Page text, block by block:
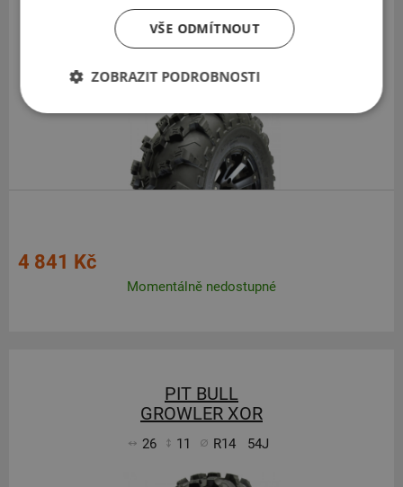
PIT BULL
GROWLER XOR
27 9 R14 65J
4 841 Kč
Momentálně nedostupné
PIT BULL
GROWLER XOR
26 11 R14 54J
VŠE ODMÍTNOUT
ZOBRAZIT PODROBNOSTI